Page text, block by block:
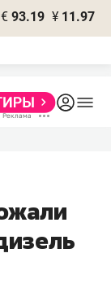
€ 93.19 ¥ 11.97